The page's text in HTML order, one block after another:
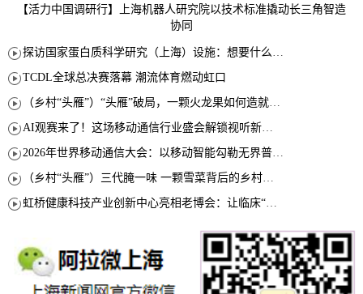
【活力中国调研行】上海机器人研究院以技术标准撬动长三角智造
协同
TCDL全球总决赛落幕 潮流体育燃动虹口